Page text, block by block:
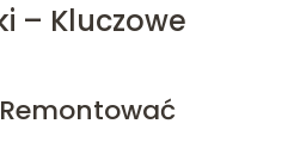
– Kluczowe